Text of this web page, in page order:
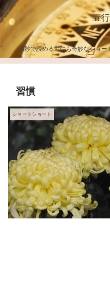
五
5秒で読める世にも奇妙なショ
習慣
ショートショート